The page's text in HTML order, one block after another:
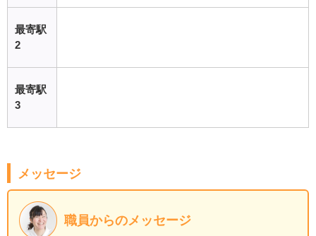
最寄駅
2
最寄駅
3
メッセージ
職員からのメッセージ